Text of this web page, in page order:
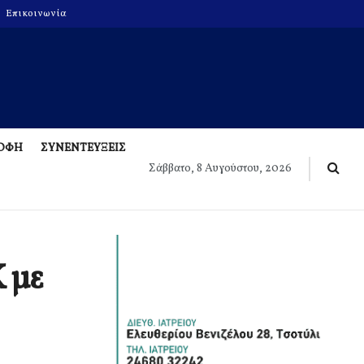
Επικοινωνία
ΣΥΝΕΝΤΕΥΞΕΙΣ
Σάββατο, 8 Αυγούστου, 2026